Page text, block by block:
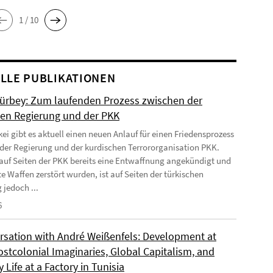
1 / 10
PUBLIKATIONEN
Zum laufenden Prozess zwischen der
Regierung und der PKK
gibt es aktuell einen neuen Anlauf für einen Friedensprozess
Regierung und der kurdischen Terrororganisation PKK.
Seiten der PKK bereits eine Entwaffnung angekündigt und
Waffen zerstört wurden, ist auf Seiten der türkischen
jedoch ...
with André Weißenfels: Development at
Imaginaries, Global Capitalism, and
Life at a Factory in Tunisia